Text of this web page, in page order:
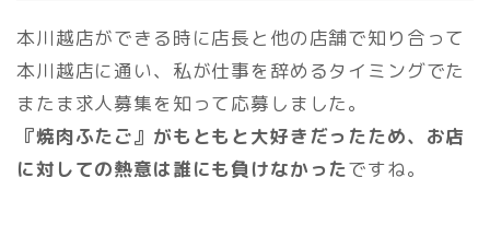
本川越店ができる時に店長と他の店舗で知り合って
本川越店に通い、私が仕事を辞めるタイミングでた
またま求人募集を知って応募しました。
『焼肉ふたご』がもともと大好きだったため、お店
に対しての熱意は誰にも負けなかったですね。